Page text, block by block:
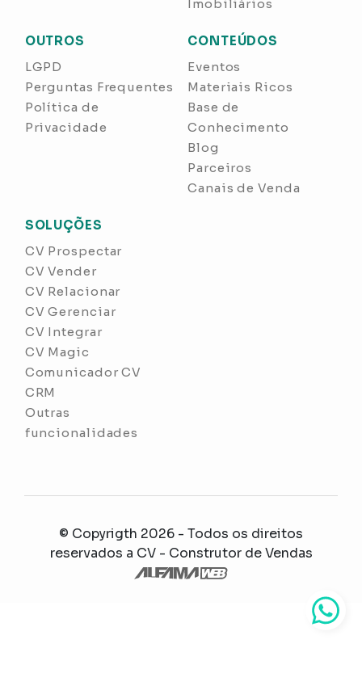
Imobiliários
OUTROS
LGPD
Perguntas Frequentes
Política de
Privacidade
CONTEÚDOS
Eventos
Materiais Ricos
Base de
Conhecimento
Blog
Parceiros
Canais de Venda
SOLUÇÕES
CV Prospectar
CV Vender
CV Relacionar
CV Gerenciar
CV Integrar
CV Magic
Comunicador CV
CRM
Outras
funcionalidades
© Copyrigth 2026 - Todos os direitos
reservados a CV - Construtor de Vendas